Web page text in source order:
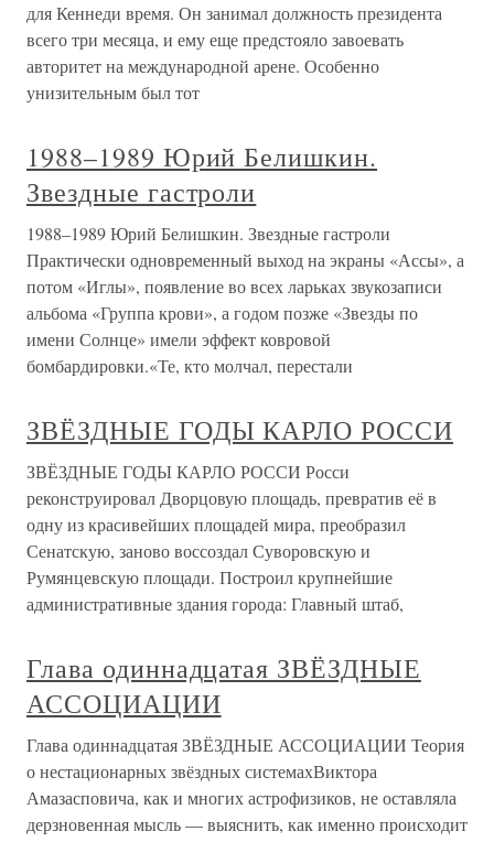
для Кеннеди время. Он занимал должность президента
всего три месяца, и ему еще предстояло завоевать
авторитет на международной арене. Особенно
унизительным был тот
1988–1989 Юрий Белишкин.
Звездные гастроли
1988–1989 Юрий Белишкин. Звездные гастроли
Практически одновременный выход на экраны «Ассы», а
потом «Иглы», появление во всех ларьках звукозаписи
альбома «Группа крови», а годом позже «Звезды по
имени Солнце» имели эффект ковровой
бомбардировки.«Те, кто молчал, перестали
ЗВЁЗДНЫЕ ГОДЫ КАРЛО РОССИ
ЗВЁЗДНЫЕ ГОДЫ КАРЛО РОССИ Росси
реконструировал Дворцовую площадь, превратив её в
одну из красивейших площадей мира, преобразил
Сенатскую, заново воссоздал Суворовскую и
Румянцевскую площади. Построил крупнейшие
административные здания города: Главный штаб,
Глава одиннадцатая ЗВЁЗДНЫЕ
АССОЦИАЦИИ
Глава одиннадцатая ЗВЁЗДНЫЕ АССОЦИАЦИИ Теория
о нестационарных звёздных системахВиктора
Амазасповича, как и многих астрофизиков, не оставляла
дерзновенная мысль — выяснить, как именно происходит